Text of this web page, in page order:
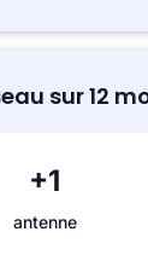
sur 12
+1
antenne